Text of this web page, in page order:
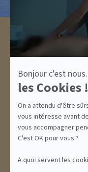
Axeptio
Bonjour c'est
les Cookies !
On a attendu d'être
vous intéresse avant
vous accompagner
C'est OK pour vous ?
A quoi servent les